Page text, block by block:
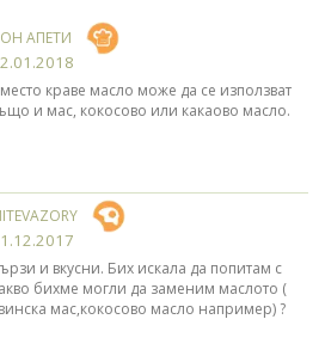
АПЕТИ
краве масло може да се използват
и мас, кокосово или какаово масло.
и вкусни. Бих искала да попитам с
бихме могли да заменим маслото (
мас,кокосово масло например) ?